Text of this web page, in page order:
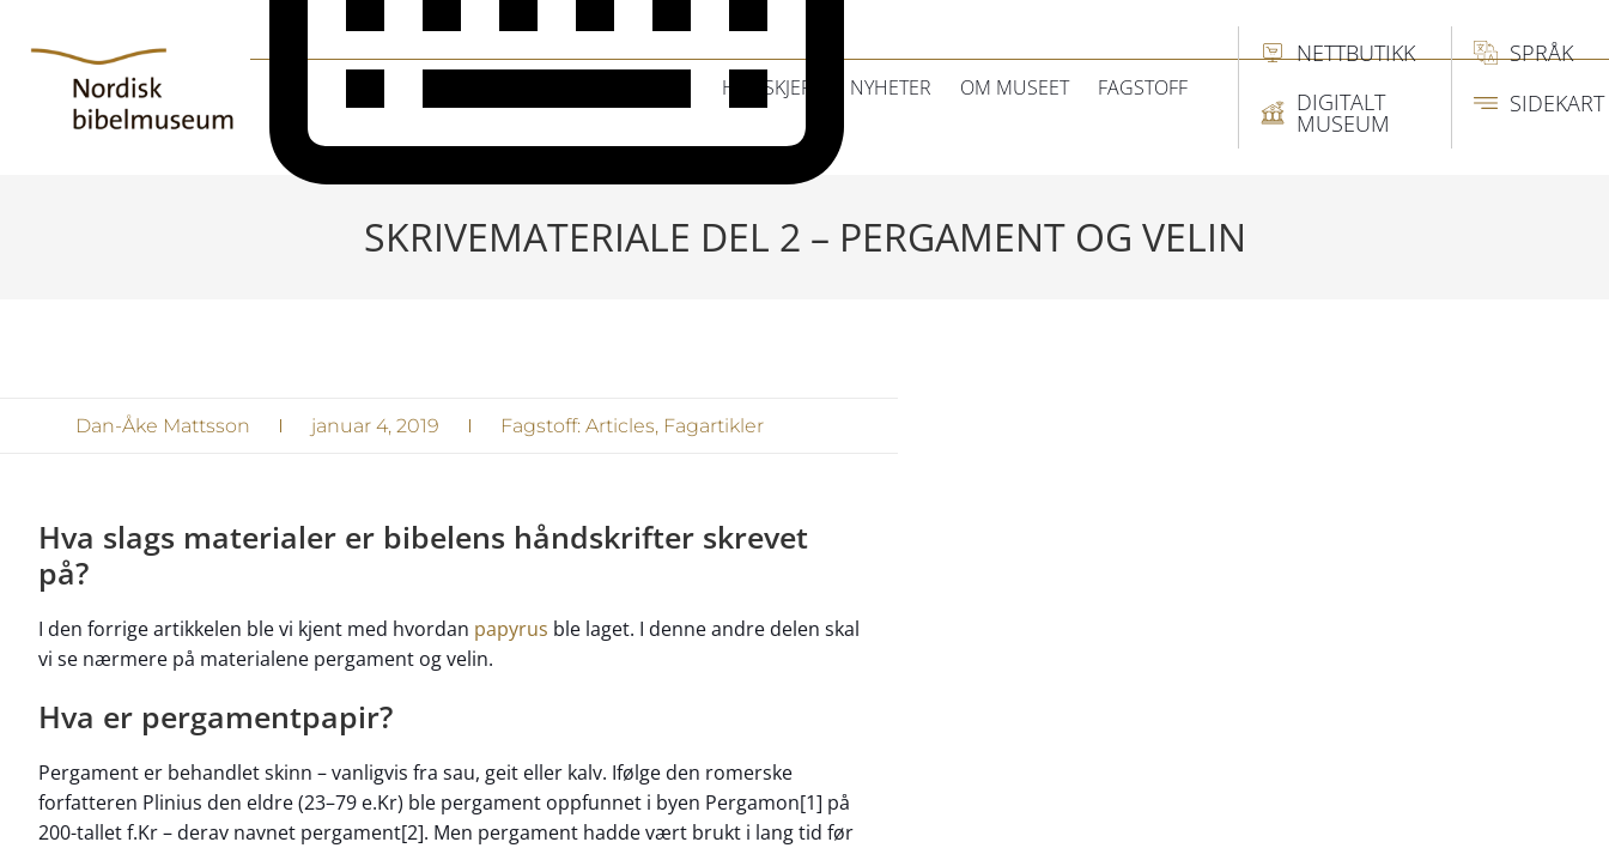
HVA SKJER? NYHETER OM MUSEET FAGSTOFF
NETTBUTIKK
DIGITALT
MUSEUM
SPRÅK
SIDEKART
SKRIVEMATERIALE DEL 2 – PERGAMENT OG VELIN
Dan-Åke Mattsson januar 4, 2019 Fagstoff: Articles, Fagartikler
Hva slags materialer er bibelens håndskrifter skrevet
på?
I den forrige artikkelen ble vi kjent med hvordan papyrus ble laget. I denne andre delen skal
vi se nærmere på materialene pergament og velin.
Hva er pergamentpapir?
Pergament er behandlet skinn – vanligvis fra sau, geit eller kalv. Ifølge den romerske
forfatteren Plinius den eldre (23–79 e.Kr) ble pergament oppfunnet i byen Pergamon[1] på
200-tallet f.Kr – derav navnet pergament[2]. Men pergament hadde vært brukt i lang tid før